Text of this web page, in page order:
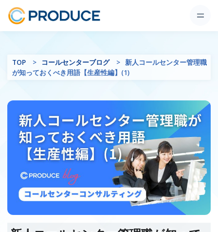
TOP コールセンターブログ
新人コールセンター管理職
が知っておくべき用語【生産性編】(1)